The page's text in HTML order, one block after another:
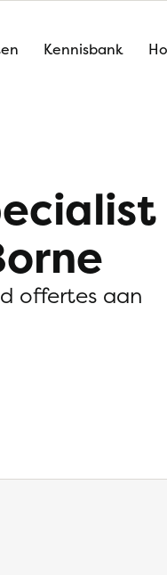
Kennisbank
offertes aan